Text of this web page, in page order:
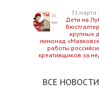
31 марта
Дети на
крупных
лимонад
работы
креативщиков за
ВСЕ НОВОСТИ